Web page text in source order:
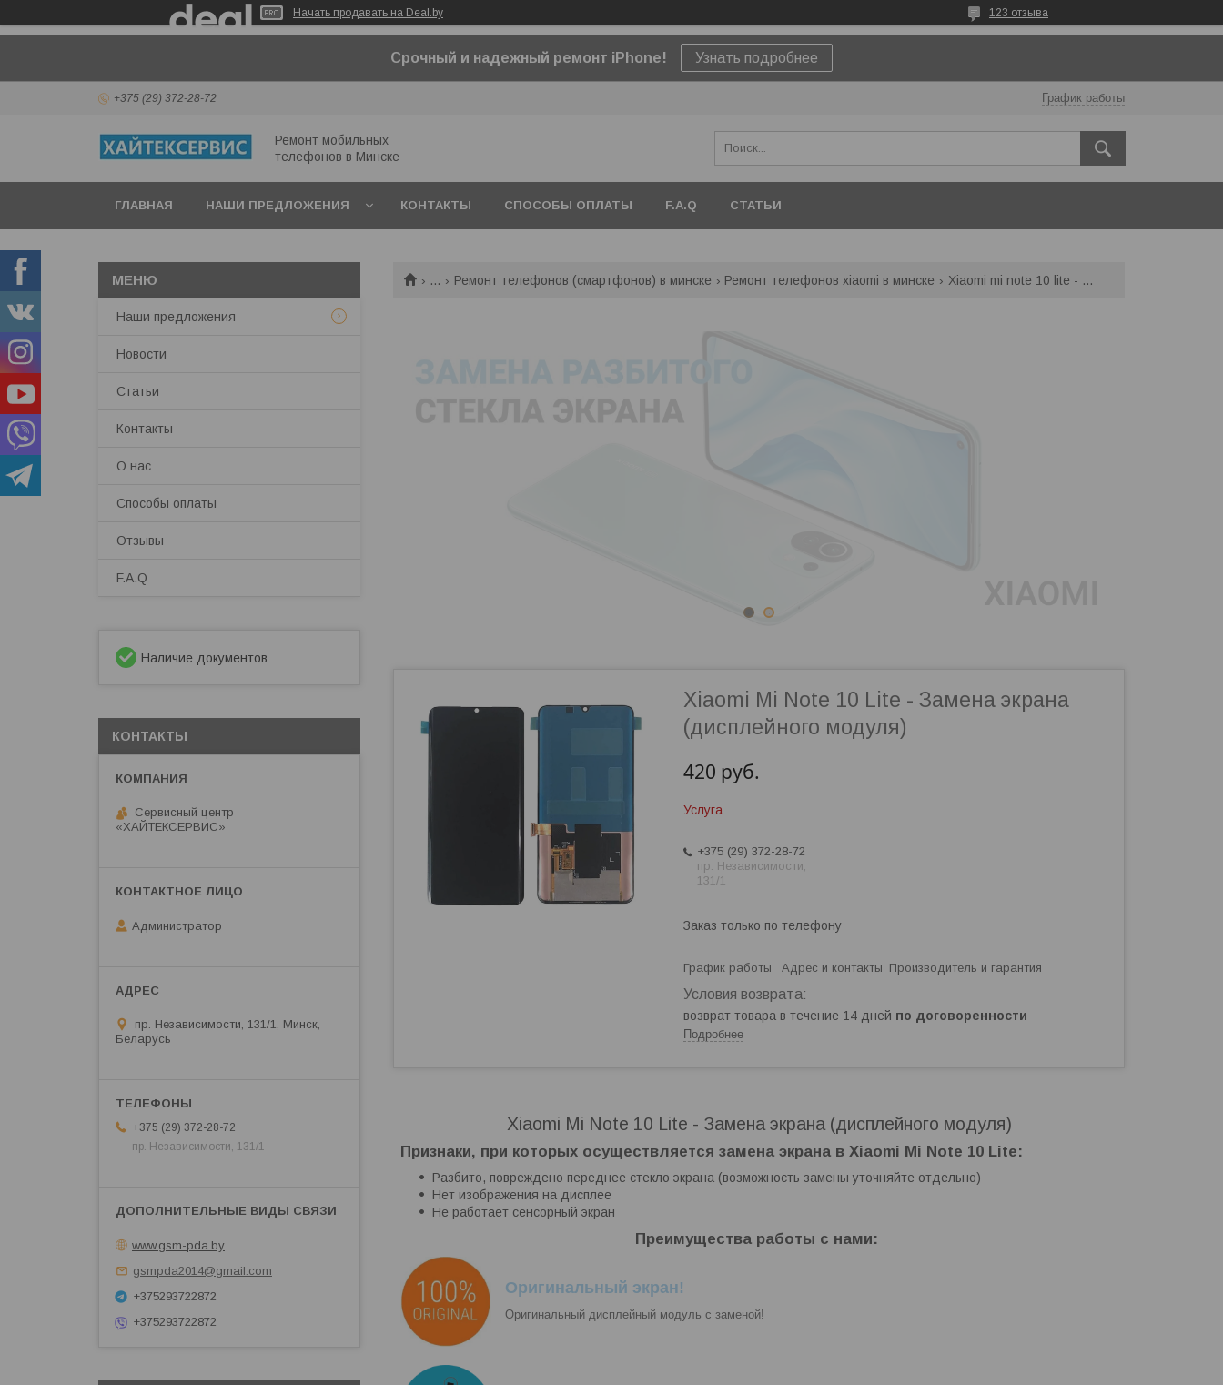
Начать продавать на Deal.by 123 отзыва
Срочный и надежный ремонт iPhone! Узнать подробнее
+375 (29) 372-28-72 График работы
Ремонт мобильных
телефонов в Минcке
ГЛАВНАЯ НАШИ ПРЕДЛОЖЕНИЯ КОНТАКТЫ СПОСОБЫ ОПЛАТЫ F.A.Q СТАТЬИ
... Ремонт телефонов (смартфонов) в минске Ремонт телефонов xiaomi в минске Xiaomi mi note 10 lite - замена экрана (дисплейного модуля)
Xiaomi Mi Note 10 Lite - Замена экрана
(дисплейного модуля)
420 руб.
Услуга
+375 (29) 372-28-72
пр. Независимости,
131/1
Заказ только по телефону
График работы Адрес и контакты Производитель и гарантия
возврат товара в течение 14 дней по договоренности
Подробнее
Xiaomi Mi Note 10 Lite - Замена экрана (дисплейного модуля)
Признаки, при которых осуществляется замена экрана в Xiaomi Mi Note 10 Lite:
Разбито, повреждено переднее стекло экрана (возможность замены уточняйте отдельно)
Нет изображения на дисплее
Не работает сенсорный экран
Преимущества работы с нами:
Оригинальный экран!
Оригинальный дисплейный модуль с заменой!
Наши предложения
Новости
Статьи
Контакты
О нас
Способы оплаты
Отзывы
F.A.Q
Наличие документов
КОНТАКТЫ
Сервисный центр
«ХАЙТЕКСЕРВИС»
Администратор
пр. Независимости, 131/1, Минск,
Беларусь
+375 (29) 372-28-72
пр. Независимости, 131/1
www.gsm-pda.by
gsmpda2014@gmail.com
+375293722872
+375293722872